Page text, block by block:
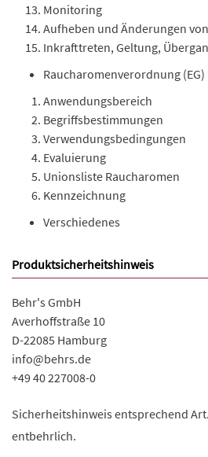
Monitoring
Aufheben und Änderungen
Inkrafttreten, Geltung,
Raucharomenverordnung (EG)
Anwendungsbereich
Begriffsbestimmungen
Verwendungsbedingungen
Evaluierung
Unionsliste Raucharomen
Kennzeichnung
Verschiedenes
Produktsicherheitshinweis
Behr's GmbH
Averhoffstraße 10
D-22085 Hamburg
info@behrs.de
+49 40 227008-0
Sicherheitshinweis entsprechend Art.
entbehrlich.